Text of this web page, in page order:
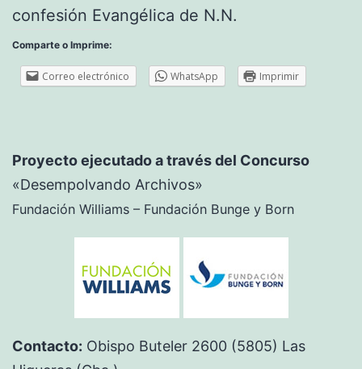
confesión Evangélica de N.N.
Comparte o Imprime:
Correo electrónico WhatsApp Imprimir
Proyecto ejecutado a través del Concurso
«Desempolvando Archivos»
Fundación Williams – Fundación Bunge y Born
Contacto: Obispo Buteler 2600 (5805) Las